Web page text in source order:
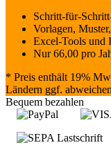
Schritt-für-
Vorlagen,
Excel-Tools und
Nur66,00 pro
* Preis enthält 19%
Ländern ggf.
Bequem bezahlen